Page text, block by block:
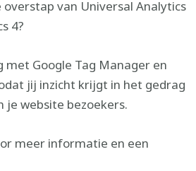
van Universal Analytics
4?
met Google Tag Manager en
jij inzicht krijgt in het gedrag
je website bezoekers.
meer informatie en een